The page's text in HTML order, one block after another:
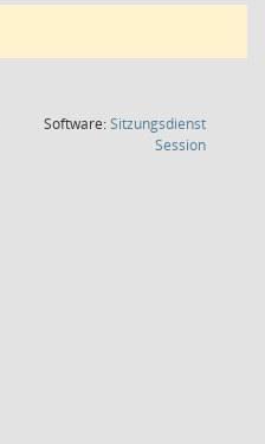
Software:Sitzungsdienst
Session(Wird in